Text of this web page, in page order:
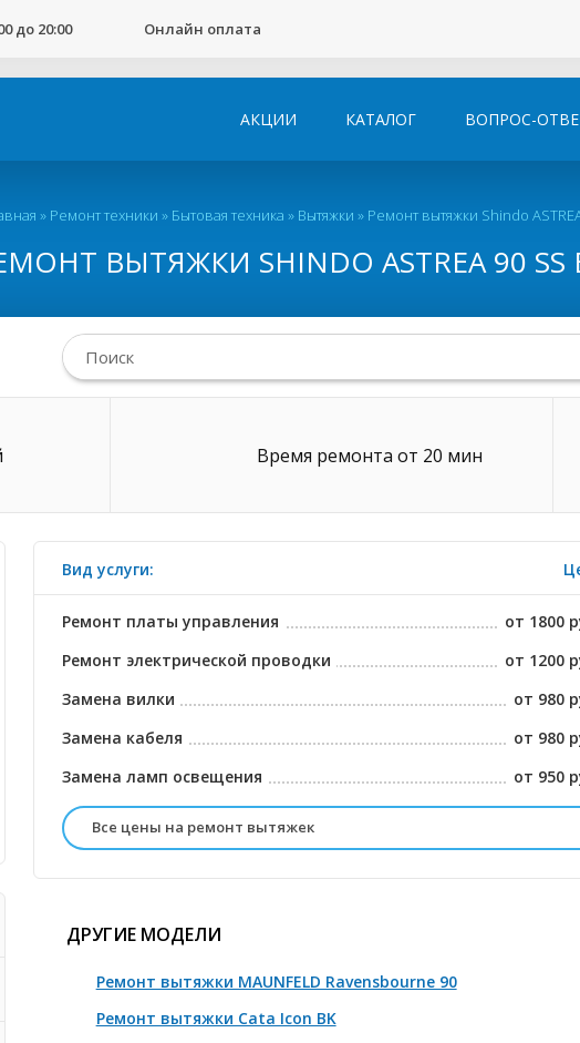
до 20:00 Онлайн оплата
ВОПРОС-
КАТАЛОГ
АКЦИИ
» Ремонт техники » Бытовая техника » Вытяжки » Ремонт вытяжки Shindo
ВЫТЯЖКИ SHINDO ASTREA 90 SS
Время ремонта от 20 мин
Вид услуги:
Ремонт платы управления
от 1800
Ремонт электрической проводки
от 1200
Замена вилки
от 980
Замена кабеля
от 980
Замена ламп освещения
от 950
Все цены на ремонт вытяжек
Замена фильтров
от 950
Замена двигателя
Ремонт двигателя
ДРУГИЕ МОДЕЛИ
Ремонт вытяжки MAUNFELD Ravensbourne 90
Ремонт вытяжки Cata Icon BK